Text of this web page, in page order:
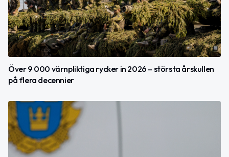
Över 9 000 värnpliktiga rycker in 2026 – största årskullen
på flera decennier